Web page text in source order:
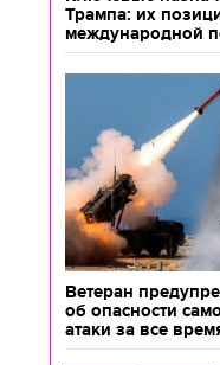
Трампа: их
международной
Ветеран
об опасности
атаки за все